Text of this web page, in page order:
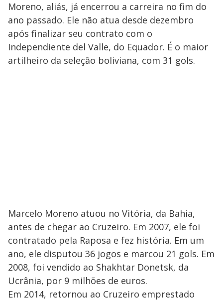
Moreno, aliás, já encerrou a carreira no fim do
ano passado. Ele não atua desde dezembro
após finalizar seu contrato com o
Independiente del Valle, do Equador. É o maior
artilheiro da seleção boliviana, com 31 gols.
Marcelo Moreno atuou no Vitória, da Bahia,
antes de chegar ao Cruzeiro. Em 2007, ele foi
contratado pela Raposa e fez história. Em um
ano, ele disputou 36 jogos e marcou 21 gols. Em
2008, foi vendido ao Shakhtar Donetsk, da
Ucrânia, por 9 milhões de euros.
Em 2014, retornou ao Cruzeiro emprestado